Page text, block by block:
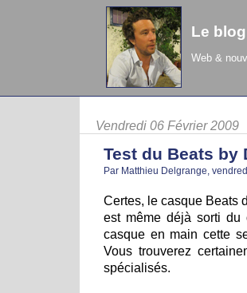
Le
Web &
Vendredi 06 Février 2009
Test du Beats by
Par Matthieu Delgrange,
Certes, le casque Beats
est même déjà sorti
casque en main cette
Vous trouverez
spécialisés.